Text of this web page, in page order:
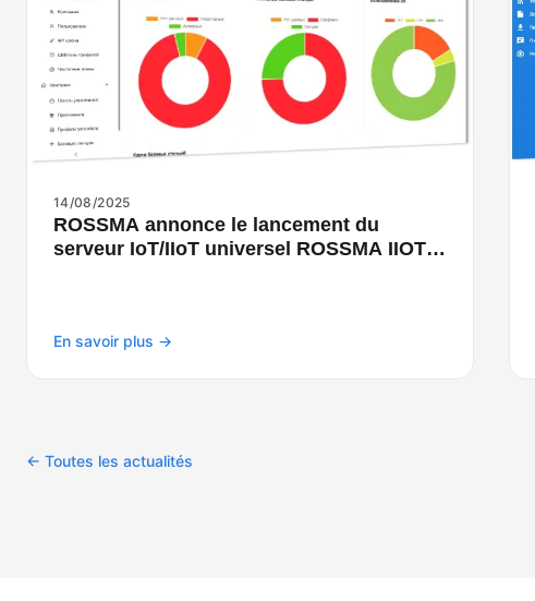
14/08/2025
ROSSMA annonce le lancement du
serveur IoT/IIoT universel ROSSMA IIOT-
En savoir plus →
← Toutes les actualités